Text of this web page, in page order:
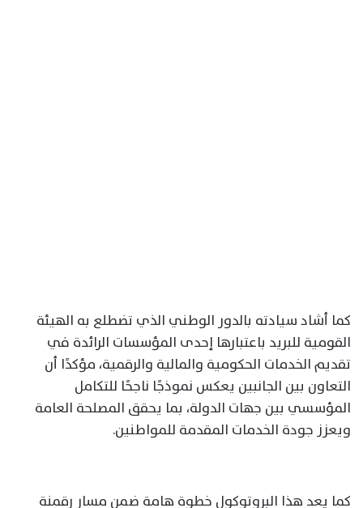
كما أشاد سيادته بالدور الوطني الذي تضطلع به الهيئة
القومية للبريد باعتبارها إحدى المؤسسات الرائدة في
تقديم الخدمات الحكومية والمالية والرقمية، مؤكدًا أن
التعاون بين الجانبين يعكس نموذجًا ناجحًا للتكامل
المؤسسي بين جهات الدولة، بما يحقق المصلحة العامة
ويعزز جودة الخدمات المقدمة للمواطنين.
كما يعد هذا البروتوكول خطوة هامة ضمن مسار رقمنة